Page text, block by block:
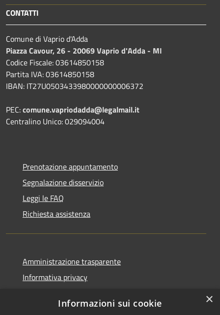
CONTATTI
Comune di Vaprio d'Adda
Piazza Cavour, 26 - 20069 Vaprio d'Adda - MI
Codice Fiscale: 03614850158
Partita IVA: 03614850158
IBAN: IT27U0503433980000000006372
PEC:comune.vapriodadda@legalmail.it
Centralino Unico: 029094004
Prenotazione appuntamento
Segnalazione disservizio
Leggi le FAQ
Richiesta assistenza
Amministrazione trasparente
Informativa privacy
Dichiarazione di accessibilità
×
Informazioni sui cookie